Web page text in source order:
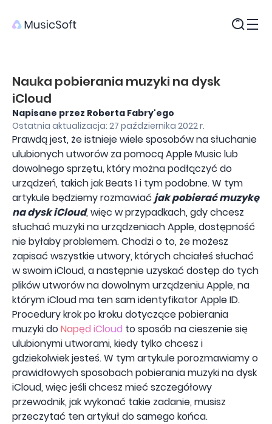
Nauka pobierania muzyki na dysk
iCloud
Napisane przez Roberta Fabry'ego
Ostatnia aktualizacja: 27 października 2022 r.
Prawdą jest, że istnieje wiele sposobów na słuchanie
ulubionych utworów za pomocą Apple Music lub
dowolnego sprzętu, który można podłączyć do
urządzeń, takich jak Beats 1 i tym podobne. W tym
artykule będziemy rozmawiać jak pobierać muzykę
na dysk iCloud, więc w przypadkach, gdy chcesz
słuchać muzyki na urządzeniach Apple, dostępność
nie byłaby problemem. Chodzi o to, że możesz
zapisać wszystkie utwory, których chciałeś słuchać
w swoim iCloud, a następnie uzyskać dostęp do tych
plików utworów na dowolnym urządzeniu Apple, na
którym iCloud ma ten sam identyfikator Apple ID.
Procedury krok po kroku dotyczące pobierania
muzyki doNapęd iCloud to sposób na cieszenie się
ulubionymi utworami, kiedy tylko chcesz i
gdziekolwiek jesteś. W tym artykule porozmawiamy o
prawidłowych sposobach pobierania muzyki na dysk
iCloud, więc jeśli chcesz mieć szczegółowy
przewodnik, jak wykonać takie zadanie, musisz
przeczytać ten artykuł do samego końca.